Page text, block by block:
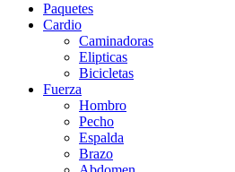
Paquetes
Cardio
Caminadoras
Elipticas
Bicicletas
Fuerza
Hombro
Pecho
Espalda
Brazo